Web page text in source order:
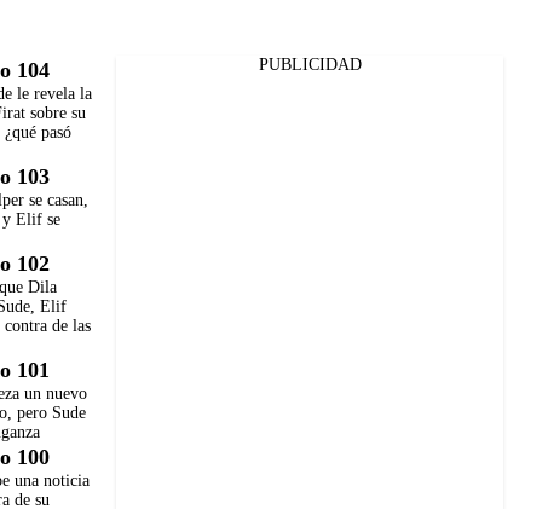
104
le revela la
sobre su
pasó
103
se casan,
Elif se
102
Dila
Elif
de las
101
un nuevo
pero Sude
100
una noticia
de su
PUBLICIDAD